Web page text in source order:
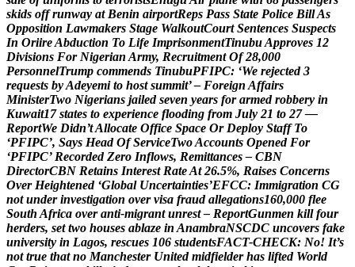
skids off runway at Benin airportReps Pass State Police BillAs
Opposition Lawmakers Stage WalkoutCourt Sentences Suspects
In OriireAbduction To Life ImprisonmentTinubuApproves 12
Divisions For Nigerian Army, Recruitment Of 28,000
PersonnelTrump commends TinubuPFIPC: ‘We rejected 3
requests byAdeyemi to host summit’ – Foreign Affairs
MinisterTwo Nigerians jailed seven years for armed robbery in
Kuwait17 states to experience flooding from July 21 to 27 —
ReportWe Didn’tAllocate Office Space Or Deploy Staff To
‘PFIPC’, Says Head Of ServiceTwoAccounts Opened For
‘PFIPC’ Recorded Zero Inflows, Remittances – CBN
DirectorCBN Retains Interest RateAt 26.5%, Raises Concerns
Over Heightened ‘Global Uncertainties’EFCC: Immigration CG
not under investigation over visa fraud allegations160,000 flee
South Africa over anti-migrant unrest – ReportGunmen kill four
herders, set two houses ablaze in AnambraNSCDC uncovers fake
university in Lagos, rescues 106 studentsFACT-CHECK: No! It’s
not true that no Manchester United midfielder has lifted World